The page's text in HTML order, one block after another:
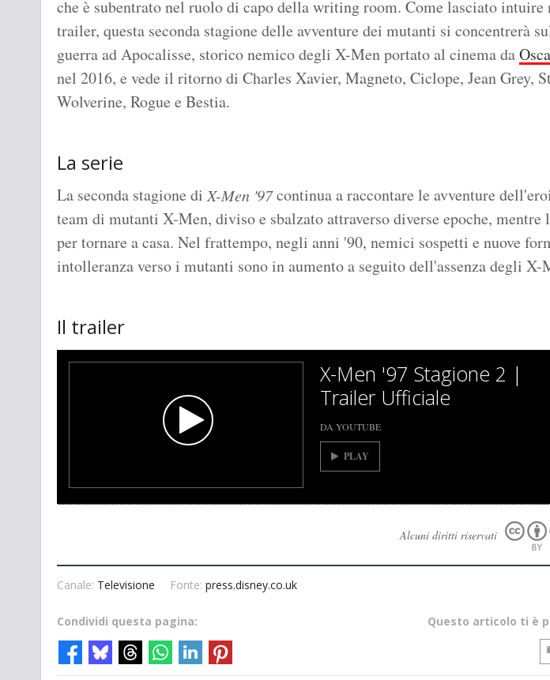
che è subentrato nel ruolo di capo della writing room. Come lasciato intuire
trailer, questa seconda stagione delle avventure dei mutanti si concentrerà
guerra ad Apocalisse, storico nemico degli X-Men portato al cinema da
nel 2016, e vede il ritorno di Charles Xavier, Magneto, Ciclope, Jean Grey,
Wolverine, Rogue e Bestia.
La serie
La seconda stagione di X-Men '97continua a raccontare le avventure
team di mutanti X-Men, diviso e sbalzato attraverso diverse epoche, mentre
per tornare a casa. Nel frattempo, negli anni '90, nemici sospetti e nuove
intolleranza verso i mutanti sono in aumento a seguito dell'assenza degli X-
Il trailer
X-Men '97 Stagione 2 |
Trailer Ufficiale
DA YOUTUBE
PLAY
Alcuni diritti riservati
Canale: Televisione Fonte: press.disney.co.uk
Questo articolo ti è
Condividi questa pagina: